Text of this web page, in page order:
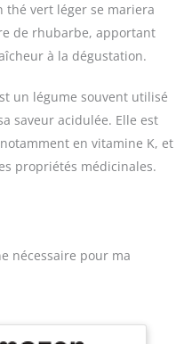
thé vert léger se mariera
de rhubarbe, apportant
à la dégustation.
un légume souvent utilisé
saveur acidulée. Elle est
en vitamine K, et
propriétés médicinales.
nécessaire pour ma